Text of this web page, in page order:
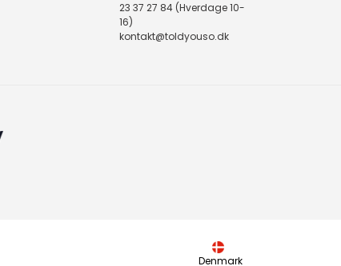
23 37 27 84 (Hverdage 10-
16)
kontakt@toldyouso.dk
Denmark